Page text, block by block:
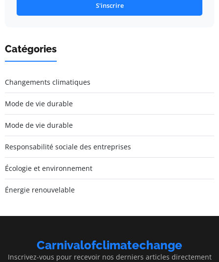
S'inscrire
Catégories
Changements climatiques
Mode de vie durable
Mode de vie durable
Responsabilité sociale des entreprises
Écologie et environnement
Énergie renouvelable
Carnivalofclimatechange
Inscrivez-vous pour recevoir nos derniers articles directement